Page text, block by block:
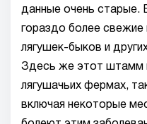
данные очень старые.
гораздо более свежие
лягушек-быков и
Здесь же этот штамм
лягушачьих фермах,
включая некоторые